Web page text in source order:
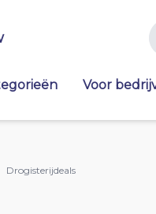
Voor
Drogisterijdeals